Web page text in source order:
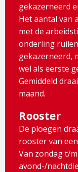
gekazerneerd
Het aantal van
met de
onderling
gekazerneerd,
wel als eerste
Gemiddeld
maand.
Rooster
De ploegen
rooster van
Van zondag t/
avond-/